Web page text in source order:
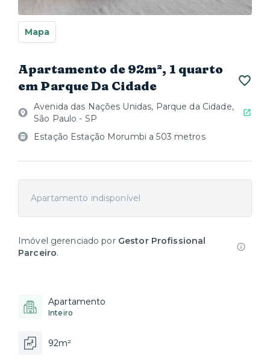
Mapa
Apartamento de 92m², 1 quarto
em Parque Da Cidade
Avenida das Nações Unidas, Parque da Cidade,
São Paulo - SP
Estação Estação Morumbi a 503 metros
Apartamento indisponível
Imóvel gerenciado por Gestor Profissional
Parceiro.
Apartamento
Inteiro
92m²